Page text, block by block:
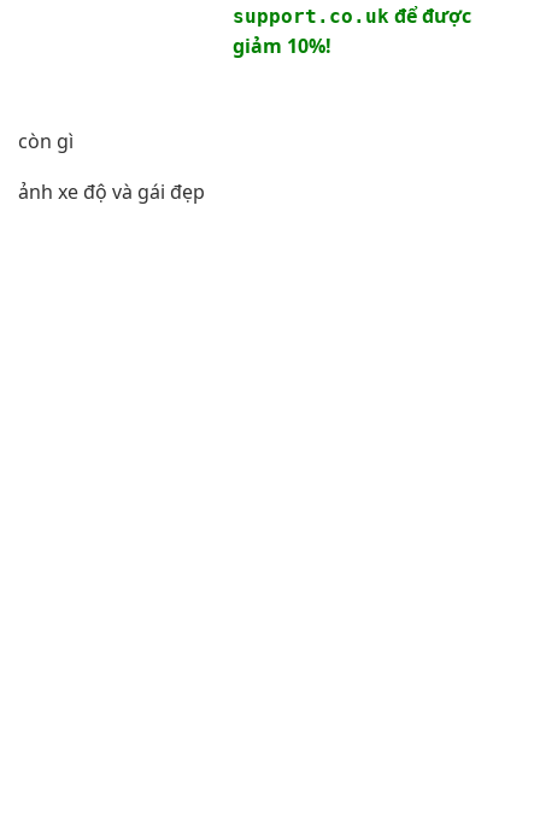
support.co.ukđể được
giảm 10%!
còn gì
ảnh xe độ và gái đẹp